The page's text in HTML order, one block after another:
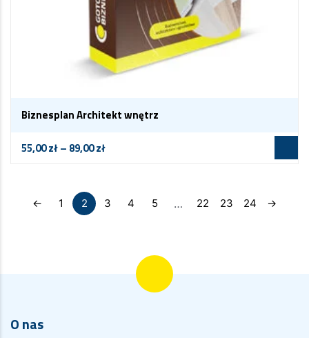
Biznesplan Architekt wnętrz
55,00zł– 89,00zł
← 1 2 3 4 5 … 22 23 24 →
O nas